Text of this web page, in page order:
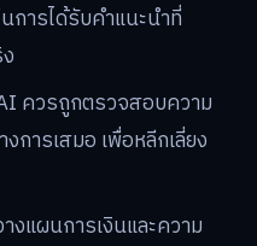
ารได้รับคำแนะนำที่
ควรถูกตรวจสอบความ
การเสมอ เพื่อหลีกเลี่ยง
งแผนการเงินและความ